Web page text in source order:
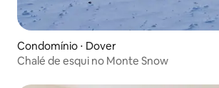
Condomínio ⋅ Dover
Chalé de esqui no Monte Snow